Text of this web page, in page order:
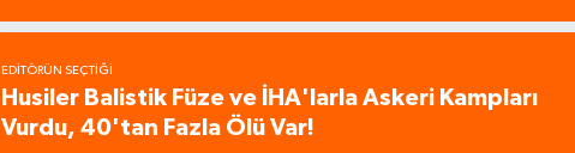
EDITÖRÜN SEÇTIĞI
Husiler Balistik Füze ve İHA'larla Askeri Kampları
Vurdu, 40'tan Fazla Ölü Var!